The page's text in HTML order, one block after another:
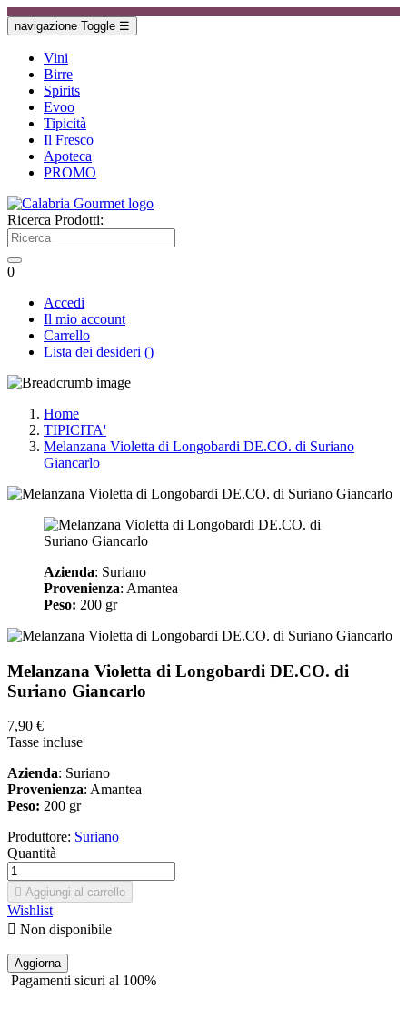
navigazione Toggle ☰
Vini
Birre
Spirits
Evoo
Tipicità
Il Fresco
Apoteca
PROMO
Ricerca Prodotti:
0
Accedi
Il mio account
Carrello
Lista dei desideri ()
Home
TIPICITA'
Melanzana Violetta di Longobardi DE.CO. di Suriano
Giancarlo
Azienda: Suriano
Provenienza: Amantea
Peso: 200 gr
Melanzana Violetta di Longobardi DE.CO. di
Suriano Giancarlo
7,90 €
Tasse incluse
Azienda: Suriano
Provenienza: Amantea
Peso: 200 gr
Produttore: Suriano
Quantità
 Aggiungi al carrello
Wishlist
 Non disponibile
Pagamenti sicuri al 100%